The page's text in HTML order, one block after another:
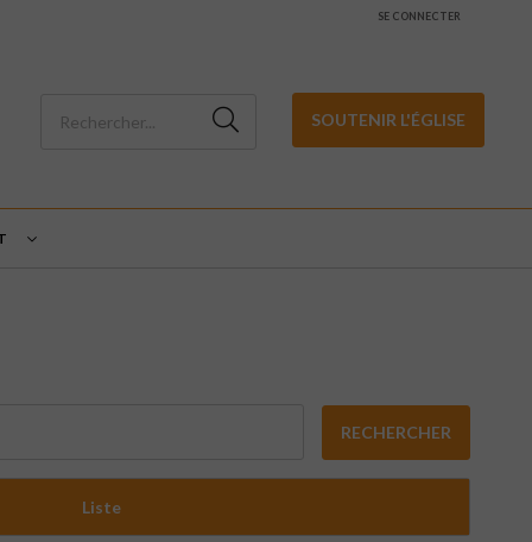
SE CONNECTER
SOUTENIR L'ÉGLISE
RECHERCHER
Liste